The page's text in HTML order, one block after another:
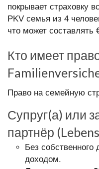
покрывает страховку
PKV семья из 4
что может составлять
Кто имеет
Право на семейную
Супруг(а) или
партнёр
Без
доходом.